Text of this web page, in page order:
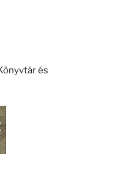
és